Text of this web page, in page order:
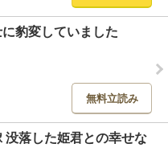
豹変していました
無料立読み
没落した姫君との幸せな